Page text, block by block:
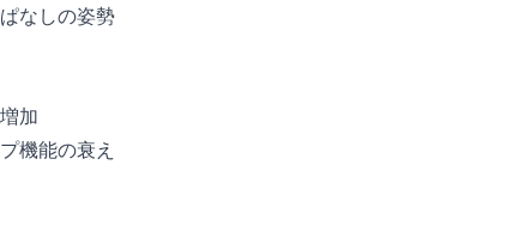
なしの姿勢
加
機能の衰え